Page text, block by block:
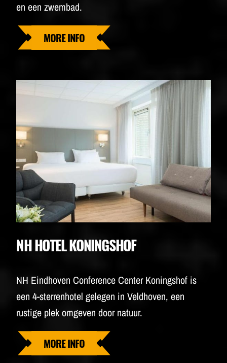
en een zwembad.
MORE INFO
NH HOTEL KONINGSHOF
NH Eindhoven Conference Center Koningshof is
een 4-sterrenhotel gelegen in Veldhoven, een
rustige plek omgeven door natuur.
MORE INFO